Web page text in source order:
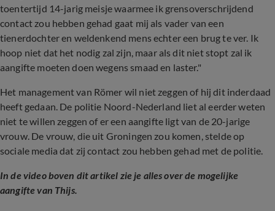
toentertijd 14-jarig meisje waarmee ik grensoverschrijdend
contact zou hebben gehad gaat mij als vader van een
tienerdochter en weldenkend mens echter een brug te ver. Ik
hoop niet dat het nodig zal zijn, maar als dit niet stopt zal ik
aangifte moeten doen wegens smaad en laster."
Het management van Römer wil niet zeggen of hij dit inderdaad
heeft gedaan. De politie Noord-Nederland liet al eerder weten
niet te willen zeggen of er een aangifte ligt van de 20-jarige
vrouw. De vrouw, die uit Groningen zou komen, stelde op
sociale media dat zij contact zou hebben gehad met de politie.
In de video boven dit artikel zie je alles over de mogelijke
aangifte van Thijs.